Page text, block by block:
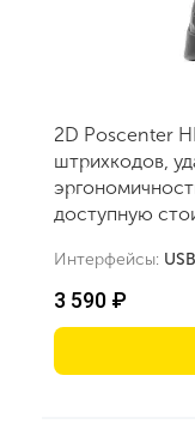
2D Poscenter
штрихкодов,
доступную
Интерфейсы:
3 590 ₽